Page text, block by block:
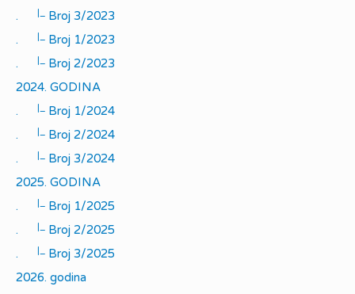
.
|_
Broj 3/2023
.
|_
Broj 1/2023
.
|_
Broj 2/2023
2024. GODINA
.
|_
Broj 1/2024
.
|_
Broj 2/2024
.
|_
Broj 3/2024
2025. GODINA
.
|_
Broj 1/2025
.
|_
Broj 2/2025
.
|_
Broj 3/2025
2026. godina